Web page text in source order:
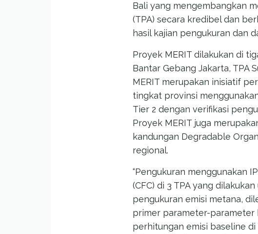
Bali yang mengembangkan
(TPA) secara kredibel dan
hasil kajian pengukuran dan
Proyek MERIT dilakukan di
Bantar Gebang Jakarta, TPA
MERIT merupakan inisiatif
tingkat provinsi
Tier 2 dengan verifikasi
Proyek MERIT juga
kandungan Degradable
regional.
“Pengukuran menggunakan
(CFC) di 3 TPA yang
pengukuran emisi metana,
primer parameter-parameter
perhitungan emisi baseline di